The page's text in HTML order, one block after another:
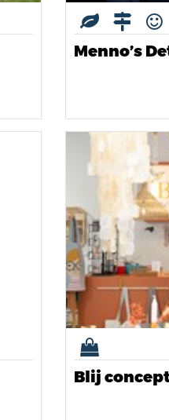
Menno’s
Blij